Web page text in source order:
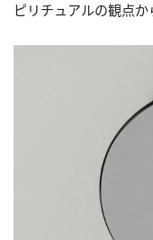
ピリチュアルの観点か